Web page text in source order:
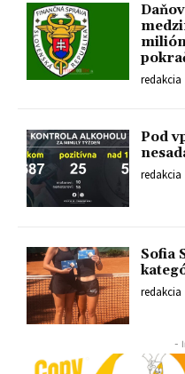
redakcia
Pod
redakcia
Sofia
redakcia
-